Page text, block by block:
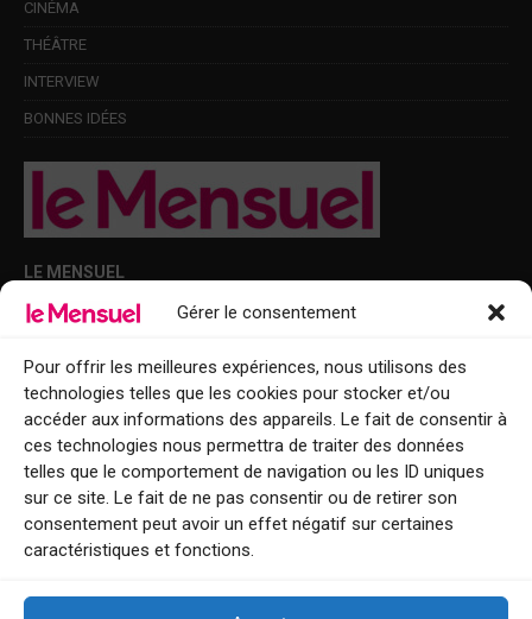
Gérer le consentement
Pour offrir les meilleures expériences, nous utilisons des
technologies telles que les cookies pour stocker et/ou
accéder aux informations des appareils. Le fait de consentir à
ces technologies nous permettra de traiter des données
telles que le comportement de navigation ou les ID uniques
sur ce site. Le fait de ne pas consentir ou de retirer son
consentement peut avoir un effet négatif sur certaines
caractéristiques et fonctions.
CINÉMA
THÉÂTRE
INTERVIEW
BONNES IDÉES
LE MENSUEL
Points de diffusion Var et Alpes-Maritimes : oû trouver Le Mensuel ?
Le Mensuel en PDF : consultez le magazine en ligne
Qui sommes-nous ?
BFM Top Sorties
EVENT
Tourisme week-end : envie de vous évader le temps d’un week-end ou
Explorez nos bonnes adresses